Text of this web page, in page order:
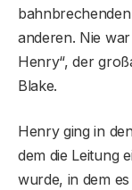
bahnbrechenden
anderen. Nie
Henry“, der
Blake.
Henry ging in
dem die Leitung
wurde, in dem